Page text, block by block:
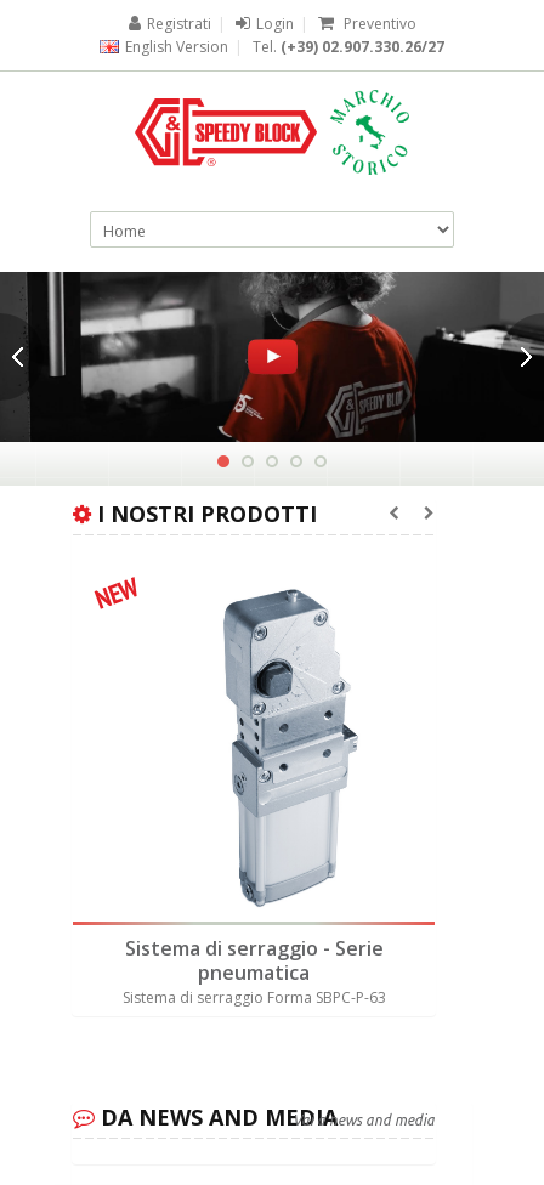
Registrati | Login |
Preventivo
English Version | Tel. (+39) 02.907.330.26/27
I NOSTRI PRODOTTI
NEW
Sistema di serraggio - Serie
pneumatica
Sistema di serraggio Forma SBPC-P-63
DA NEWS AND MEDIAVai a news and media